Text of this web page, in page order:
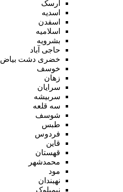
ارسک
اسدیه
اسفدن
اسلامیه
بشرویه
حاجی آباد
خضری دشت بیاض
خوسف
زهان
سرایان
سربیشه
سه قلعه
شوسف
طبس
فردوس
قاین
قهستان
محمدشهر
مود
نهبندان
نیمبلوک